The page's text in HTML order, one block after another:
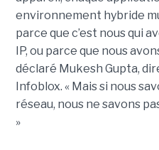
environnement hybride
parce que c’est nous qui
IP, ou parce que nous
déclaré Mukesh Gupta,
Infoblox. « Mais si nous
réseau, nous ne savons
»